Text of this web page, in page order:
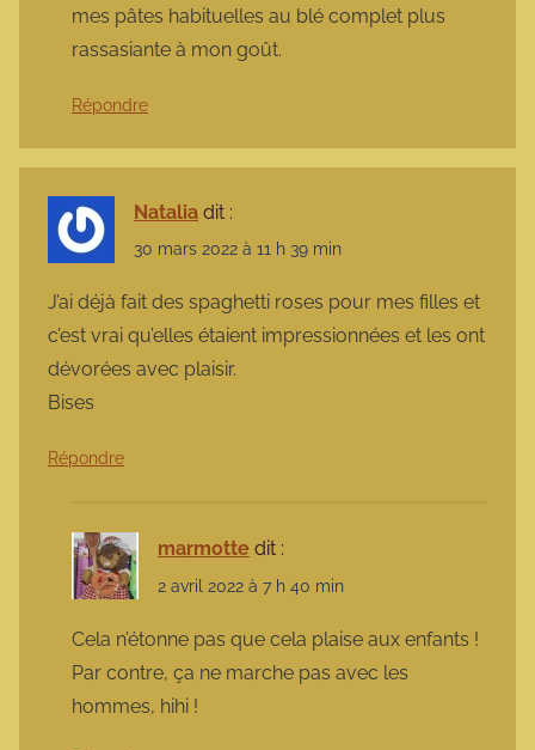
mes pâtes habituelles au blé complet plus
rassasiante à mon goût.
Répondre
Natalia dit :
30 mars 2022 à 11 h 39 min
J’ai déjà fait des spaghetti roses pour mes filles et
c’est vrai qu’elles étaient impressionnées et les ont
dévorées avec plaisir.
Bises
Répondre
marmotte dit :
2 avril 2022 à 7 h 40 min
Cela n’étonne pas que cela plaise aux enfants !
Par contre, ça ne marche pas avec les
hommes, hihi !